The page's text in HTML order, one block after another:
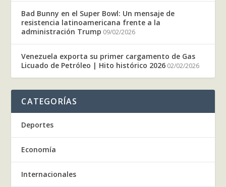
Bad Bunny en el Super Bowl: Un mensaje de
resistencia latinoamericana frente a la
administración Trump 09/02/2026
Venezuela exporta su primer cargamento de Gas
Licuado de Petróleo | Hito histórico 2026 02/02/2026
CATEGORÍAS
Deportes
Economía
Internacionales